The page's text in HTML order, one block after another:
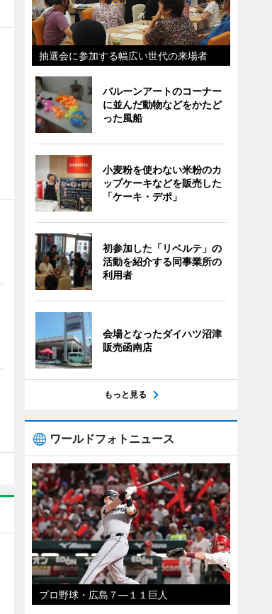
抽選会に参加する幅広い世代の来場者
バルーンアートのコーナー
に並んだ動物などをかたど
った風船
小麦粉を使わない米粉のカ
ップケーキなどを販売した
「ケーキ・デポ」
初参加した「リベルテ」の
活動を紹介する同事業所の
利用者
会場となったダイハツ沼津
販売函南店
もっと見る
ワールドフォトニュース
プロ野球・広島７―１１巨人